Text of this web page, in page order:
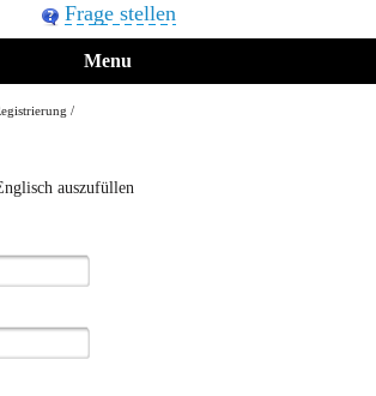
Frage stellen
Menu
/
auszufüllen